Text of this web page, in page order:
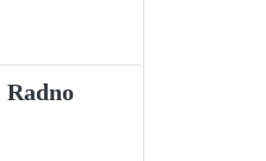
Radno